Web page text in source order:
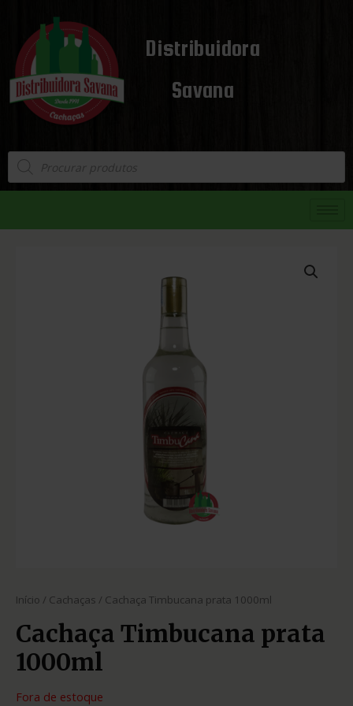
Distribuidora
Savana
Início / Cachaças / Cachaça Timbucana prata 1000ml
Cachaça Timbucana prata
1000ml
Fora de estoque